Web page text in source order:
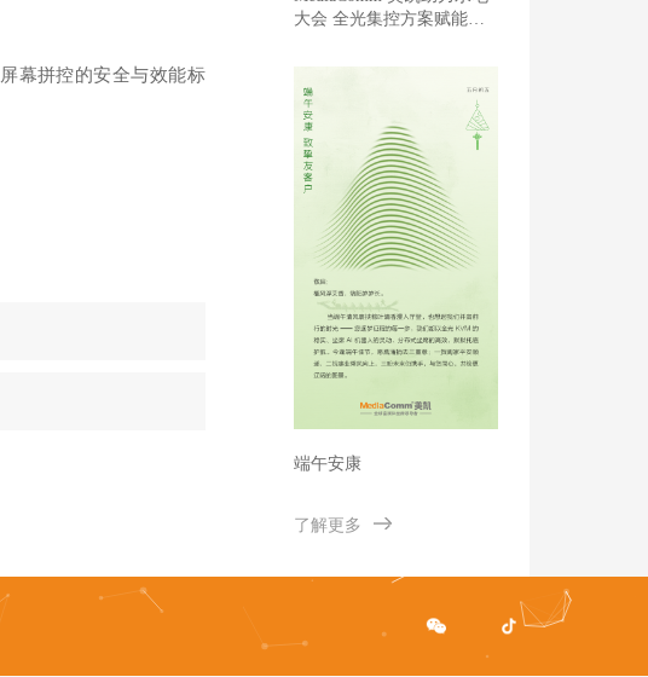
幕拼控的安全与效能标
大会 全光集控方案赋能新
端午安康
了解更多